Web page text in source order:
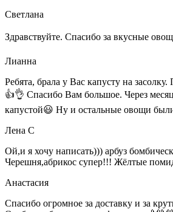
Светлана
Здравствуйте. Спасибо за вкусные
Лианна
Ребята, брала у Вас капусту на
👍👌 Спасибо Вам большое. Через
капустой😃 Ну и остальные овощи
Лена С
Ой,и я хочу написать))) арбуз
Черешня,абрикос супер!!! Жёлтые
Анастасия
Спасибо огромное за доставку и за